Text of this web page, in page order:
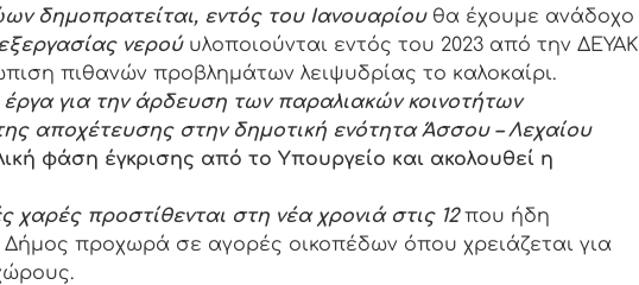
δημοπρατείται, εντός του Ιανουαρίουθα έχουμε ανάδοχο
νερούυλοποιούνται εντός του 2023 από την ΔΕΥΑΚ
πιθανών προβλημάτων λειψυδρίας το καλοκαίρι.
για την άρδευση των παραλιακών κοινοτήτων
αποχέτευσης στην δημοτική ενότητα Άσσου – Λεχαίου
φάση έγκρισης από το Υπουργείο και ακολουθεί η
χαρές προστίθενται στη νέα χρονιά στις 12που ήδη
Δήμος προχωρά σε αγορές οικοπέδων όπου χρειάζεται για